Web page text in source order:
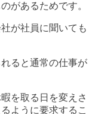
があるためです。
が社員に聞いても
ると通常の仕事が
を取る日を変えさ
ように要求するこ